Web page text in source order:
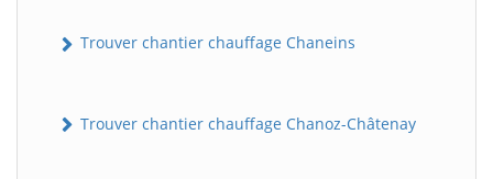
Trouver chantier chauffage Chaneins
Trouver chantier chauffage Chanoz-Châtenay